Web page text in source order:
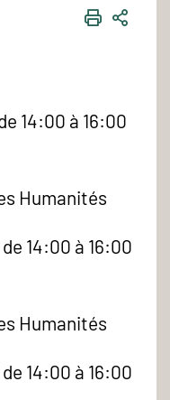
14:00 à 16:00
Humanités
14:00 à 16:00
Humanités
14:00 à 16:00